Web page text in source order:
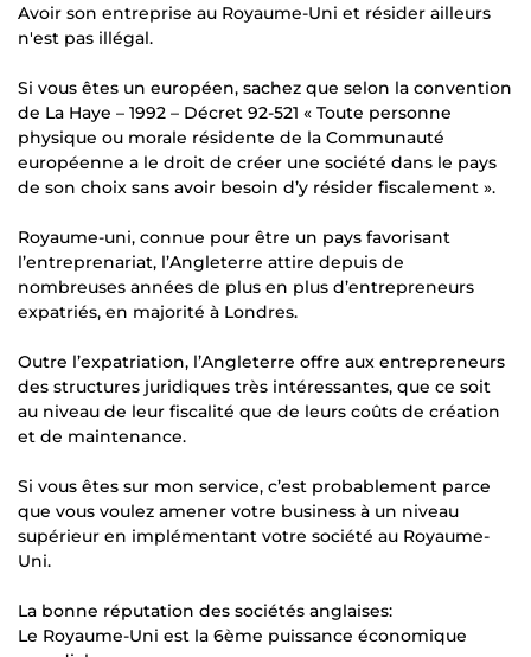
Avoir son entreprise au Royaume-Uni et résider ailleurs
n'est pas illégal.
Si vous êtes un européen, sachez que selon la convention
de La Haye – 1992 – Décret 92-521 « Toute personne
physique ou morale résidente de la Communauté
européenne a le droit de créer une société dans le pays
de son choix sans avoir besoin d’y résider fiscalement ».
Royaume-uni, connue pour être un pays favorisant
l’entreprenariat, l’Angleterre attire depuis de
nombreuses années de plus en plus d’entrepreneurs
expatriés, en majorité à Londres.
Outre l’expatriation, l’Angleterre offre aux entrepreneurs
des structures juridiques très intéressantes, que ce soit
au niveau de leur fiscalité que de leurs coûts de création
et de maintenance.
Si vous êtes sur mon service, c’est probablement parce
que vous voulez amener votre business à un niveau
supérieur en implémentant votre société au Royaume-
Uni.
La bonne réputation des sociétés anglaises:
Le Royaume-Uni est la 6ème puissance économique